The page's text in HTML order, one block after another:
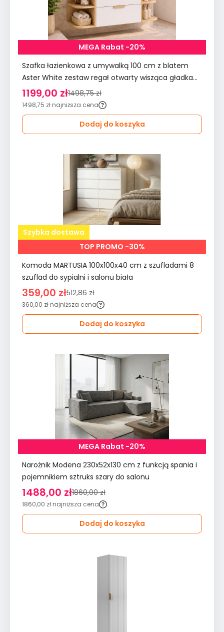
MEGA Rabat -20%
Szafka łazienkowa z umywalką 100 cm z blatem
Aster White zestaw regał otwarty wisząca gładka
biała dąb cremona do łazienki
1199,00 zł1498,75 zł
1498,75 zł najniższa cena
Dodaj do koszyka
Szybka dostawa
TOP PROMO -30%
Komoda MARTUSIA 100x100x40 cm z szufladami 8
szuflad do sypialni i salonu biała
359,00 zł512,86 zł
360,00 zł najniższa cena
Dodaj do koszyka
MEGA Rabat -20%
Narożnik Modena 230x52x130 cm z funkcją spania i
pojemnikiem sztruks szary do salonu
1488,00 zł1860,00 zł
1860,00 zł najniższa cena
Dodaj do koszyka